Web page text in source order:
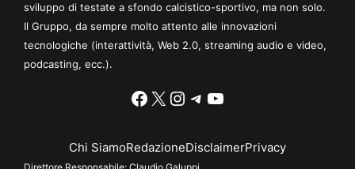
sviluppo di testate a sfondo calcistico-sportivo, ma non solo.
Il Gruppo, da sempre molto attento alle innovazioni
tecnologiche (interattività, Web 2.0, streaming audio e video,
podcasting, ecc.).
Facebook
X Instagram
Telegram
YouTube
Chi SiamoRedazioneDisclaimerPrivacy